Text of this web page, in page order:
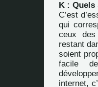
K :
C’est
qui
ceux
restant
soient
facile
internet,